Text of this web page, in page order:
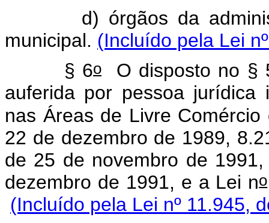
d) órgãos da
municipal. (Incluído pela Lei
§ 6o
O disposto no §
auferida por pessoa jurídica
nas Áreas de Livre
22 de dezembro de 1989,
de 25 de novembro de
dezembro de 1991, e a Lei no
(Incluído pela Lei nº 11.945,